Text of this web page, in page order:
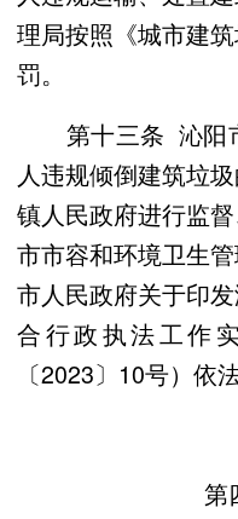
理局按照《城市建
罚。
第十三条 沁阳
人违规倾倒建筑垃
镇人民政府进行监
市市容和环境卫生
市人民政府关于印
合行政执法工作
〔2023〕10号）依
第